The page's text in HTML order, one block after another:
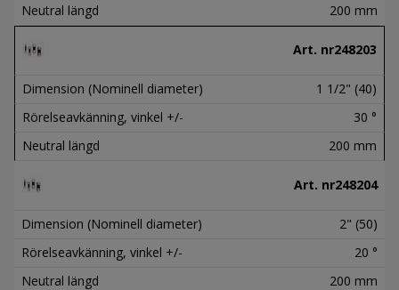
Neutral längd
200 mm
Art. nr248203
Dimension (Nominell diameter)
1 1/2" (40)
Rörelseavkänning, vinkel +/-
30 °
Neutral längd
200 mm
Art. nr248204
Dimension (Nominell diameter)
2" (50)
Rörelseavkänning, vinkel +/-
20 °
Neutral längd
200 mm